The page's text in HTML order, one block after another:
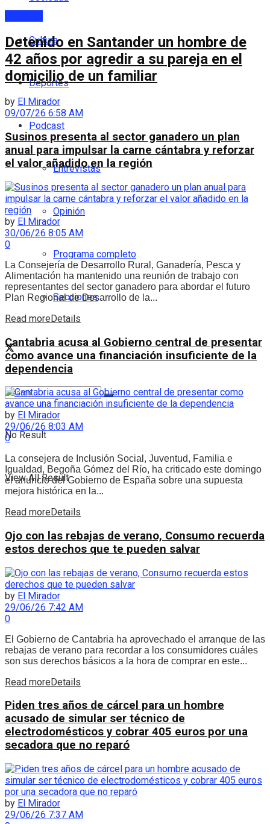
Cultura
Deportes
Podcast
Entrevistas
Opinión
Programa completo
Secciones
No Result
View All Result
Detenido en Santander un hombre de
42 años por agredir a su pareja en el
domicilio de un familiar
by El Mirador
09/07/26 6:58 AM
Susinos presenta al sector ganadero un plan
anual para impulsar la carne cántabra y reforzar
el valor añadido en la región
by El Mirador
30/06/26 8:05 AM
0
La Consejería de Desarrollo Rural, Ganadería, Pesca y
Alimentación ha mantenido una reunión de trabajo con
representantes del sector ganadero para abordar el futuro
Plan Regional de Desarrollo de la...
Read moreDetails
Cantabria acusa al Gobierno central de presentar
como avance una financiación insuficiente de la
dependencia
by El Mirador
29/06/26 8:03 AM
0
La consejera de Inclusión Social, Juventud, Familia e
Igualdad, Begoña Gómez del Río, ha criticado este domingo
el anuncio del Gobierno de España sobre una supuesta
mejora histórica en la...
Read more Details
Ojo con las rebajas de verano, Consumo recuerda
estos derechos que te pueden salvar
by El Mirador
29/06/26 7:42 AM
0
El Gobierno de Cantabria ha aprovechado el arranque de las
rebajas de verano para recordar a los consumidores cuáles
son sus derechos básicos a la hora de comprar en este...
Read moreDetails
Piden tres años de cárcel para un hombre
acusado de simular ser técnico de
electrodomésticos y cobrar 405 euros por una
secadora que no reparó
by El Mirador
29/06/26 7:37 AM